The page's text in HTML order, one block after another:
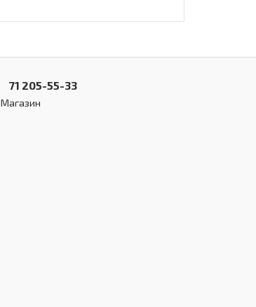
71 205-55-33
Магазин